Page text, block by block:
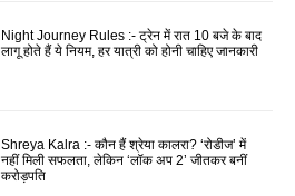
Night Journey Rules :- ट्रेन में रात 10 बजे के बाद
लागू होते हैं ये नियम, हर यात्री को होनी चाहिए जानकारी
Shreya Kalra :- कौन हैं श्रेया कालरा? ‘रोडीज’ में
नहीं मिली सफलता, लेकिन ‘लॉक अप 2’ जीतकर बनीं
करोड़पति